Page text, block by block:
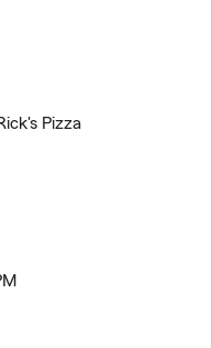
Pizza